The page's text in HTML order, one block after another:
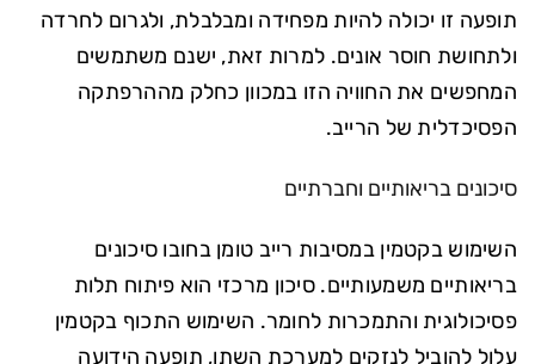
תופעה זו יכולה להיות מפחידה ומבלבלת, ולגרום לחרדה
ולתחושת חוסר אונים. למרות זאת, ישנם משתמשים
המחפשים את החוויה הזו במכוון כחלק מההרפתקה
הפסיכדלית של הרייב.
סיכונים בריאותיים וחברתיים
השימוש בקטמין במסיבות רייב טומן בחובו סיכונים
בריאותיים משמעותיים. סיכון מרכזי הוא פיתוח תלות
פסיכולוגית והתמכרות לחומר. השימוש התכוף בקטמין
עלול להוביל לנזקים למערכת השתן, תופעה הידועה